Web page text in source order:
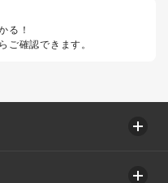
る！
ご確認できます。